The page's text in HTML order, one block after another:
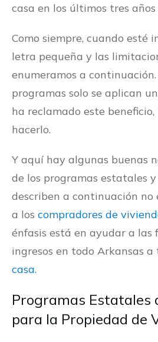
casa en los últimos tres años
Como siempre, cuando esté
letra pequeña y las
enumeramos a
programas solo se aplican
ha reclamado este
hacerlo.
Y aquí hay algunas buenas
de los programas estatales y
describen a continuación no
a los compradores de
énfasis está en ayudar a las
ingresos en todo Arkansas a
casa.
Programas Estatales
para la Propiedad de